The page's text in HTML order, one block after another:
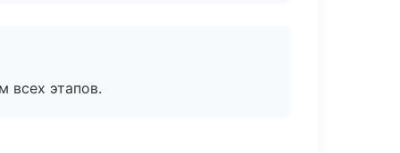
всех этапов.